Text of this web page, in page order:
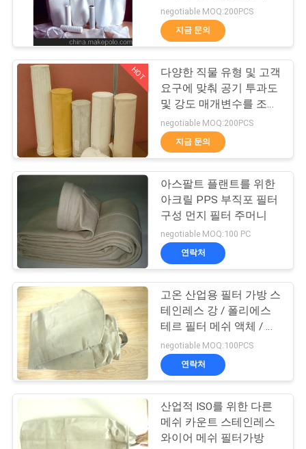
공
장
품
관
리
문
의
하
기
조
마이크론 여과포
57
필터 프레스 액세서
리
산업용 필터 가방
92
션을 갖춘 산업용 필터 백
negotiable MOQ:200PCS
지금 문의
HOT
다양한 직물 유형 및 고객
요구에 맞춰 공기 투과도
및 강도 매개변수를 조절
한 산업용 필터 백
negotiable MOQ:200PCS
지금 문의
아스팔트 플랜트를 위한
아크릴 PPS 부직포 필터
구성 먼지 필터 주머니
negotiable MOQ:100 PC
연락처
고온 산업용 필터 가방 스
테인레스 강 / 폴리에스
테르 필터 메쉬 액체 / 물
여과 작용
negotiable MOQ:100PCS
연락처
산업적 ISO를 위한 다른
메쉬 카운트 스테인레스
와이어 메쉬 필터가방